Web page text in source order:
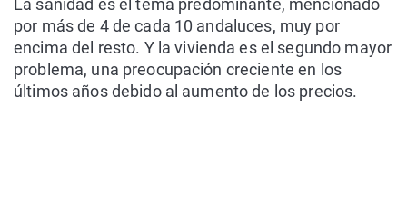
La sanidad es el tema predominante, mencionado
por más de 4 de cada 10 andaluces, muy por
encima del resto. Y la vivienda es el segundo mayor
problema, una preocupación creciente en los
últimos años debido al aumento de los precios.